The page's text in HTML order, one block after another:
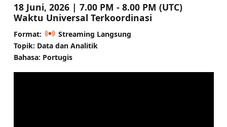
18 Juni, 2026 | 7.00 PM - 8.00 PM (UTC)
Waktu Universal Terkoordinasi
Format:
Streaming Langsung
Topik: Data dan Analitik
Bahasa: Portugis